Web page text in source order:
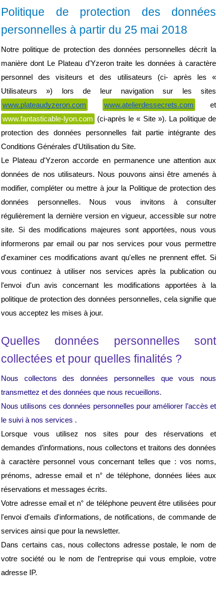
Politique de protection des données
personnelles à partir du 25 mai 2018
Notre politique de protection des données personnelles décrit la
manière dont Le Plateau d'Yzeron traite les données à caractère
personnel des visiteurs et des utilisateurs (ci- après les «
www.plateaudyzeron.com
www.atelierdessecrets.com
www.fantasticable-lyon.com
(ci-après le « Site »). La politique de
protection des données personnelles fait partie intégrante des
Conditions Générales d'Utilisation du Site.
Le Plateau d'Yzeron accorde en permanence une attention aux
données de nos utilisateurs. Nous pouvons ainsi être amenés à
modifier, compléter ou mettre à jour la Politique de protection des
données personnelles. Nous vous invitons à consulter
régulièrement la dernière version en vigueur, accessible sur notre
site. Si des modifications majeures sont apportées, nous vous
informerons par email ou par nos services pour vous permettre
d'examiner ces modifications avant qu'elles ne prennent effet. Si
vous continuez à utiliser nos services après la publication ou
l'envoi d'un avis concernant les modifications apportées à la
politique de protection des données personnelles, cela signifie que
vous acceptez les mises à jour.
Quelles données personnelles sont
collectées et pour quelles finalités ?
Nous collectons des données personnelles que vous nous
transmettez et des données que nous recueillons.
Nous utilisons ces données personnelles pour améliorer l’accès et
le suivi à nos services .
Lorsque vous utilisez nos sites pour des réservations et
demandes d’informations, nous collectons et traitons des données
à caractère personnel vous concernant telles que : vos noms,
prénoms, adresse email et n° de téléphone, données liées aux
réservations et messages écrits.
Votre adresse email et n° de téléphone peuvent être utilisées pour
l'envoi d'emails d'informations, de notifications, de commande de
services ainsi que pour la newsletter.
Dans certains cas, nous collectons adresse postale, le nom de
votre société ou le nom de l’entreprise qui vous emploie, votre
adresse IP.